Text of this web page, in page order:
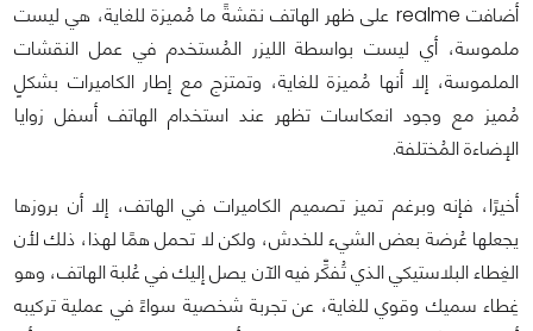
أضافت realme على ظهر الهاتف نقشةً ما مُميزة للغاية، هي ليست
ملموسة، أي ليست بواسطة الليزر المُستخدم في عمل النقشات
الملموسة، إلا أنها مُميزة للغاية، وتمتزج مع إطار الكاميرات بشكلٍ
مُميز مع وجود انعكاسات تظهر عند استخدام الهاتف أسفل زوايا
الإضاءة المُختلفة.
أخيرًا، فإنه وبرغم تميز تصميم الكاميرات في الهاتف، إلا أن بروزها
يجعلها عُرضة بعض الشيء للخدش، ولكن لا تحمل همًا لهذا، ذلك لأن
الغِطاء البلاستيكي الذي تُفكِّر فيه الآن يصل إليك في عُلبة الهاتف، وهو
غِطاء سميك وقوي للغاية، عن تجربة شخصية سواءً في عملية تركيبه